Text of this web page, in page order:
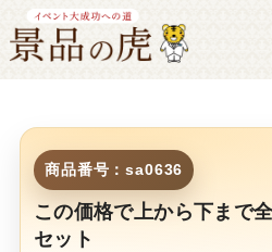
商品番号：sa0636
この価格で上から下まで
セット